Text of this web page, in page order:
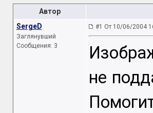
Автор
SergeD
Заглянувший
Сообщения: 3
#1 От 10/06/2004
не